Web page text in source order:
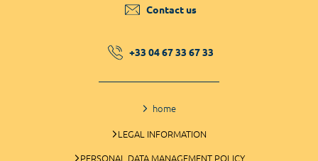
Contact us
+33 04 67 33 67 33
home
LEGAL INFORMATION
PERSONAL DATA MANAGEMENT POLICY